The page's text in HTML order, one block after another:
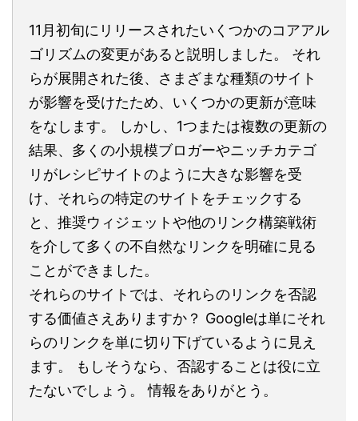
11月初旬にリリースされたいくつかのコアアル
ゴリズムの変更があると説明しました。 それ
らが展開された後、さまざまな種類のサイト
が影響を受けたため、いくつかの更新が意味
をなします。 しかし、1つまたは複数の更新の
結果、多くの小規模ブロガーやニッチカテゴ
リがレシピサイトのように大きな影響を受
け、それらの特定のサイトをチェックする
と、推奨ウィジェットや他のリンク構築戦術
を介して多くの不自然なリンクを明確に見る
ことができました。
それらのサイトでは、それらのリンクを否認
する価値さえありますか？ Googleは単にそれ
らのリンクを単に切り下げているように見え
ます。 もしそうなら、否認することは役に立
たないでしょう。 情報をありがとう。